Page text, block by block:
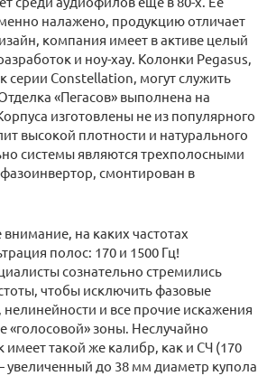
налажено, продукцию отличает
компания имеет в активе целый
и ноу-хау. Колонки Pegasus,
серии Constellation, могут служить
«Пегасов» выполнена на
изготовлены не из популярного
высокой плотности и натурального
системы являются трехполосными
смонтирован в
на каких частотах
полос: 170 и 1500 Гц!
сознательно стремились
чтобы исключить фазовые
нелинейности и все прочие искажения
«голосовой» зоны. Неслучайно
такой же калибр, как и СЧ (170
до 38 мм диаметр купола